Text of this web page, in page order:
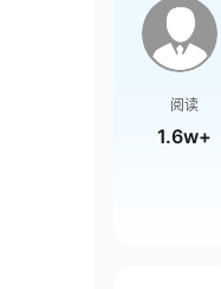
阅读
1.6w+